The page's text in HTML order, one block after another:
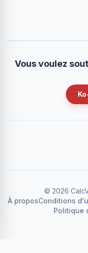
Vous voulez
© 2026
À proposConditions
Politique